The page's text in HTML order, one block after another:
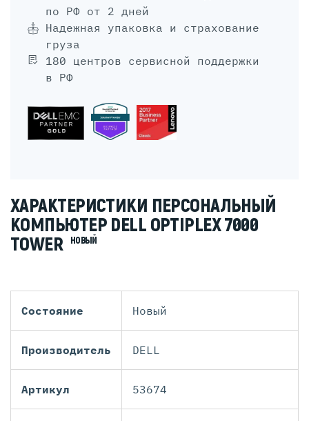
по РФ от 2 дней
Надежная упаковка и страхование
груза
180 центров сервисной поддержки
в РФ
ХАРАКТЕРИСТИКИ ПЕРСОНАЛЬНЫЙ
КОМПЬЮТЕР DELL OPTIPLEX 7000
TOWER
НОВЫЙ
Состояние Новый
Производитель DELL
Артикул 53674